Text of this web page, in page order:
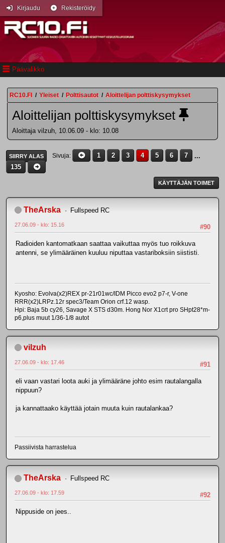
Päävalikko
Kirjaudu Rekisteröidy
RC10.FI / Yleiset / Polttisautot / Aloittelijan polttiskysymykset
Aloittelijan polttiskysymykset
Aloittaja vilzuh, 10.06.09 - klo: 10.08
SIIRRY ALAS Sivuja 1 2 3 4 5 6 7
...
135
KÄYTTÄJÄN TOIMET
TheArska Fullspeed RC
#90
27.06.09 - klo: 15.16
Radioiden kantomatkaan saattaa vaikuttaa myös tuo roikkuva
antenni, se ylimääräinen kuuluu niputtaa vastariboksiin siististi.
Kyosho: Evolva(x2)REX pr-21r01wc/IDM Picco evo2 p7-r, V-one
RRR(x2)LRPz.12r spec3/Team Orion crf.12 wasp.
Hpi: Baja 5b cy26, Savage X STS d30m. Hong Nor X1crt pro SHpt28*m-
p6,plus muut 1/36-1/8 autot
vilzuh
#91
27.06.09 - klo: 17.46
eli vaan vastari loota auki ja ylimääräne johto esim rautalangalla
nippuun?
ja kannattaako käyttää jotain muuta kuin rautalankaa?
Passiivista harrastelua
TheArska Fullspeed RC
#92
27.06.09 - klo: 17.59
Nippuside on jees..